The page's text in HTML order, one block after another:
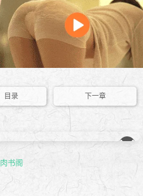
目录 下一章
��
肉书阁